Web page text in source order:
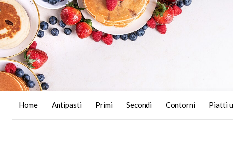
Home Antipasti Primi Secondi Contorni Piatti